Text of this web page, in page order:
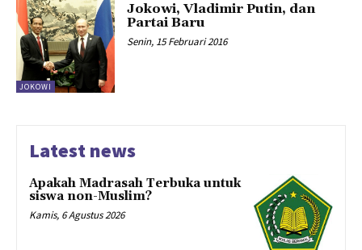
JOKOWI
Jokowi, Vladimir Putin, dan
Partai Baru
Senin, 15 Februari 2016
Latest news
Apakah Madrasah Terbuka untuk
siswa non-Muslim?
Kamis, 6 Agustus 2026